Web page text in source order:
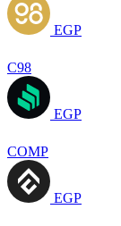
EGP
C98
EGP
COMP
EGP